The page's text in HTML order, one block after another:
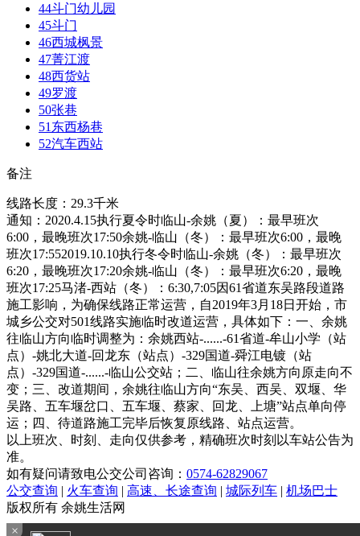
44斗门幼儿园
45斗门
46西城枫景
47菁江渡
48西货站
49罗渡
50张巷
51 东西杨巷
52汽车西站
备注
线路长度：29.3千米
通知：2020.4.15执行夏令时临山-余姚（夏）：最早班次
6:00，最晚班次17:50余姚-临山（冬）：最早班次6:00，最晚
班次17:552019.10.10执行冬令时临山-余姚（冬）：最早班次
6:20，最晚班次17:20余姚-临山（冬）：最早班次6:20，最晚
班次17:25马渚-西站（冬）：6:30,7:05因61省道东吴路段道路
施工影响，为确保线路正常运营，自2019年3月18日开始，市
城乡公交对501线路实施临时改道运营，具体如下：一、余姚
往临山方向临时调整为：余姚西站-......-61省道-牟山小学（站
点）-姚北大道-回龙东（站点）-329国道-舜江电镀（站
点）-329国道-......-临山公交站；二、临山往余姚方向原走向不
变；三、改道期间，余姚往临山方向“东吴、西吴、双堰、华
吴路、五车堰岔口、五车堰、蔡家、回龙、上塘”站点单向停
运；四、待道路施工完毕后恢复原线路、站点运营。
以上班次、时刻、走向仅供参考，精确班次时刻以车站公告为
准。
如有疑问请致电公交公司咨询： 0574-62829067
公交查询 | 火车查询 | 高速、长途查询 | 城际列车 | 机场巴士
版权所有 余姚生活网
×